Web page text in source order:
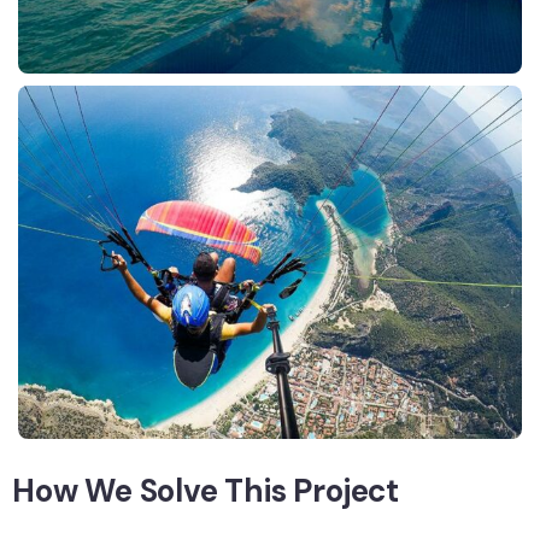
How We Solve This Project